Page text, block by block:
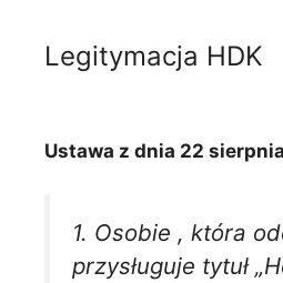
Legitymacja HDK
Ustawa z dnia 22
1. Osobie , która
przysługuje tytuł